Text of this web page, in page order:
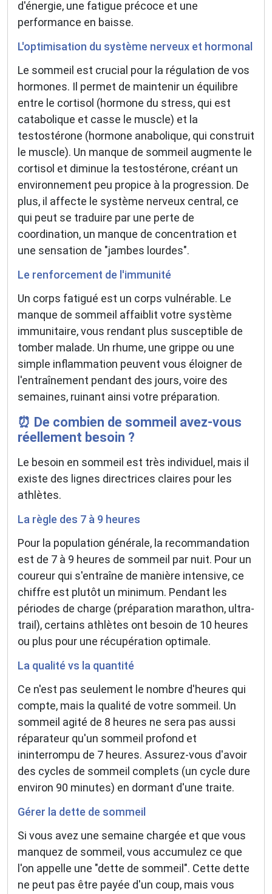
d'énergie, une fatigue précoce et une
performance en baisse.
L'optimisation du système nerveux et hormonal
Le sommeil est crucial pour la régulation de vos
hormones. Il permet de maintenir un équilibre
entre le cortisol (hormone du stress, qui est
catabolique et casse le muscle) et la
testostérone (hormone anabolique, qui construit
le muscle). Un manque de sommeil augmente le
cortisol et diminue la testostérone, créant un
environnement peu propice à la progression. De
plus, il affecte le système nerveux central, ce
qui peut se traduire par une perte de
coordination, un manque de concentration et
une sensation de "jambes lourdes".
Le renforcement de l'immunité
Un corps fatigué est un corps vulnérable. Le
manque de sommeil affaiblit votre système
immunitaire, vous rendant plus susceptible de
tomber malade. Un rhume, une grippe ou une
simple inflammation peuvent vous éloigner de
l'entraînement pendant des jours, voire des
semaines, ruinant ainsi votre préparation.
⏰ De combien de sommeil avez-vous
réellement besoin ?
Le besoin en sommeil est très individuel, mais il
existe des lignes directrices claires pour les
athlètes.
La règle des 7 à 9 heures
Pour la population générale, la recommandation
est de 7 à 9 heures de sommeil par nuit. Pour un
coureur qui s'entraîne de manière intensive, ce
chiffre est plutôt un minimum. Pendant les
périodes de charge (préparation marathon, ultra-
trail), certains athlètes ont besoin de 10 heures
ou plus pour une récupération optimale.
La qualité vs la quantité
Ce n'est pas seulement le nombre d'heures qui
compte, mais la qualité de votre sommeil. Un
sommeil agité de 8 heures ne sera pas aussi
réparateur qu'un sommeil profond et
ininterrompu de 7 heures. Assurez-vous d'avoir
des cycles de sommeil complets (un cycle dure
environ 90 minutes) en dormant d'une traite.
Gérer la dette de sommeil
Si vous avez une semaine chargée et que vous
manquez de sommeil, vous accumulez ce que
l'on appelle une "dette de sommeil". Cette dette
ne peut pas être payée d'un coup, mais vous